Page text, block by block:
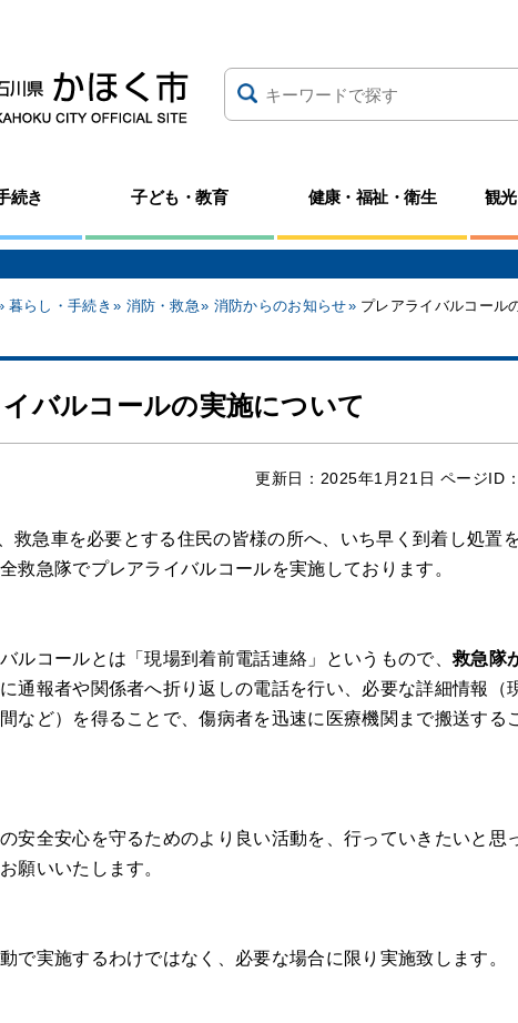
続き 子ども・教育 健康・福祉・衛生 観
暮らし・手続き 消防・救急 消防からのお知らせ プレアライバルコール
バルコールの実施について
更新日： 2025年1月21日 ページID
救急車を必要とする住民の皆様の所へ、いち早く到着し処置
救急隊でプレアライバルコールを実施しております。
ルコールとは「現場到着前電話連絡」というもので、救急隊
に通報者や関係者へ折り返しの電話を行い、必要な詳細情報（
など）を得ることで、傷病者を迅速に医療機関まで搬送する
安全安心を守るためのより良い活動を、行っていきたいと思
願いいたします。
で実施するわけではなく、必要な場合に限り実施致します。